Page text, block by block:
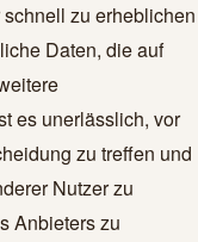
zu erheblichen
Daten, die auf
es unerlässlich, vor
zu treffen und
Nutzer zu
Anbieters zu